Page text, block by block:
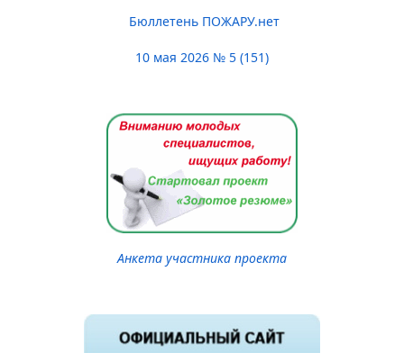
Бюллетень ПОЖАРУ.нет
10 мая 2026 № 5 (151)
Анкета участника проекта